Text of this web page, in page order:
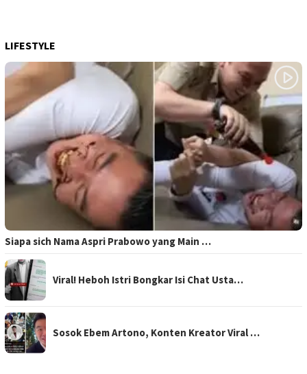
LIFESTYLE
Siapa sich Nama Aspri Prabowo yang Main …
Viral! Heboh Istri Bongkar Isi Chat Usta…
Sosok Ebem Artono, Konten Kreator Viral …